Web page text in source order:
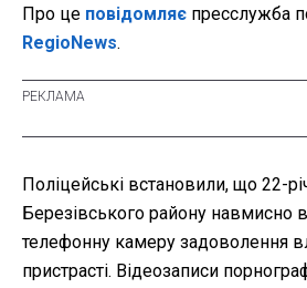
Про це повідомляє пресслужба
RegioNews.
Поліцейські встановили, що 22-
Березівського району навмисно
телефонну камеру задоволення
пристрасті. Відеозаписи